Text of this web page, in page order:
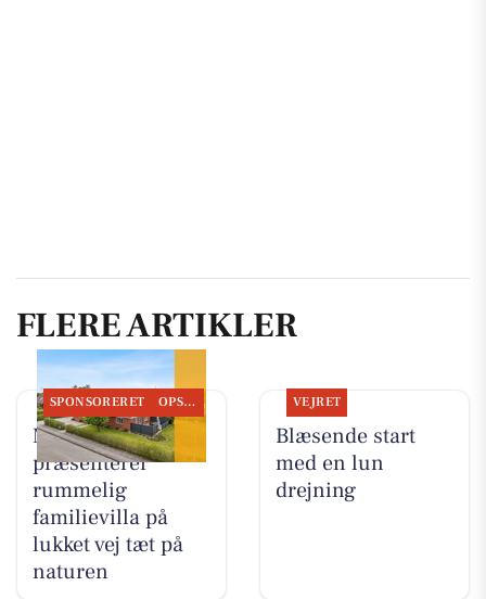
FLERE ARTIKLER
SPONSORERET OPSLAGSTAVLEN
Mæglerhuset
præsenterer
rummelig
familievilla på
lukket vej tæt på
naturen
VEJRET
Blæsende start
med en lun
drejning